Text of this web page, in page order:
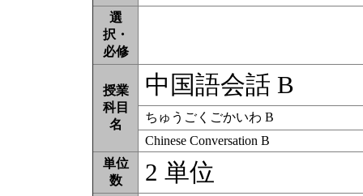
選
択・
必修
授業
科目
名
中国語会話 B
ちゅうごくごかいわ B
Chinese Conversation B
単位
数
2 単位